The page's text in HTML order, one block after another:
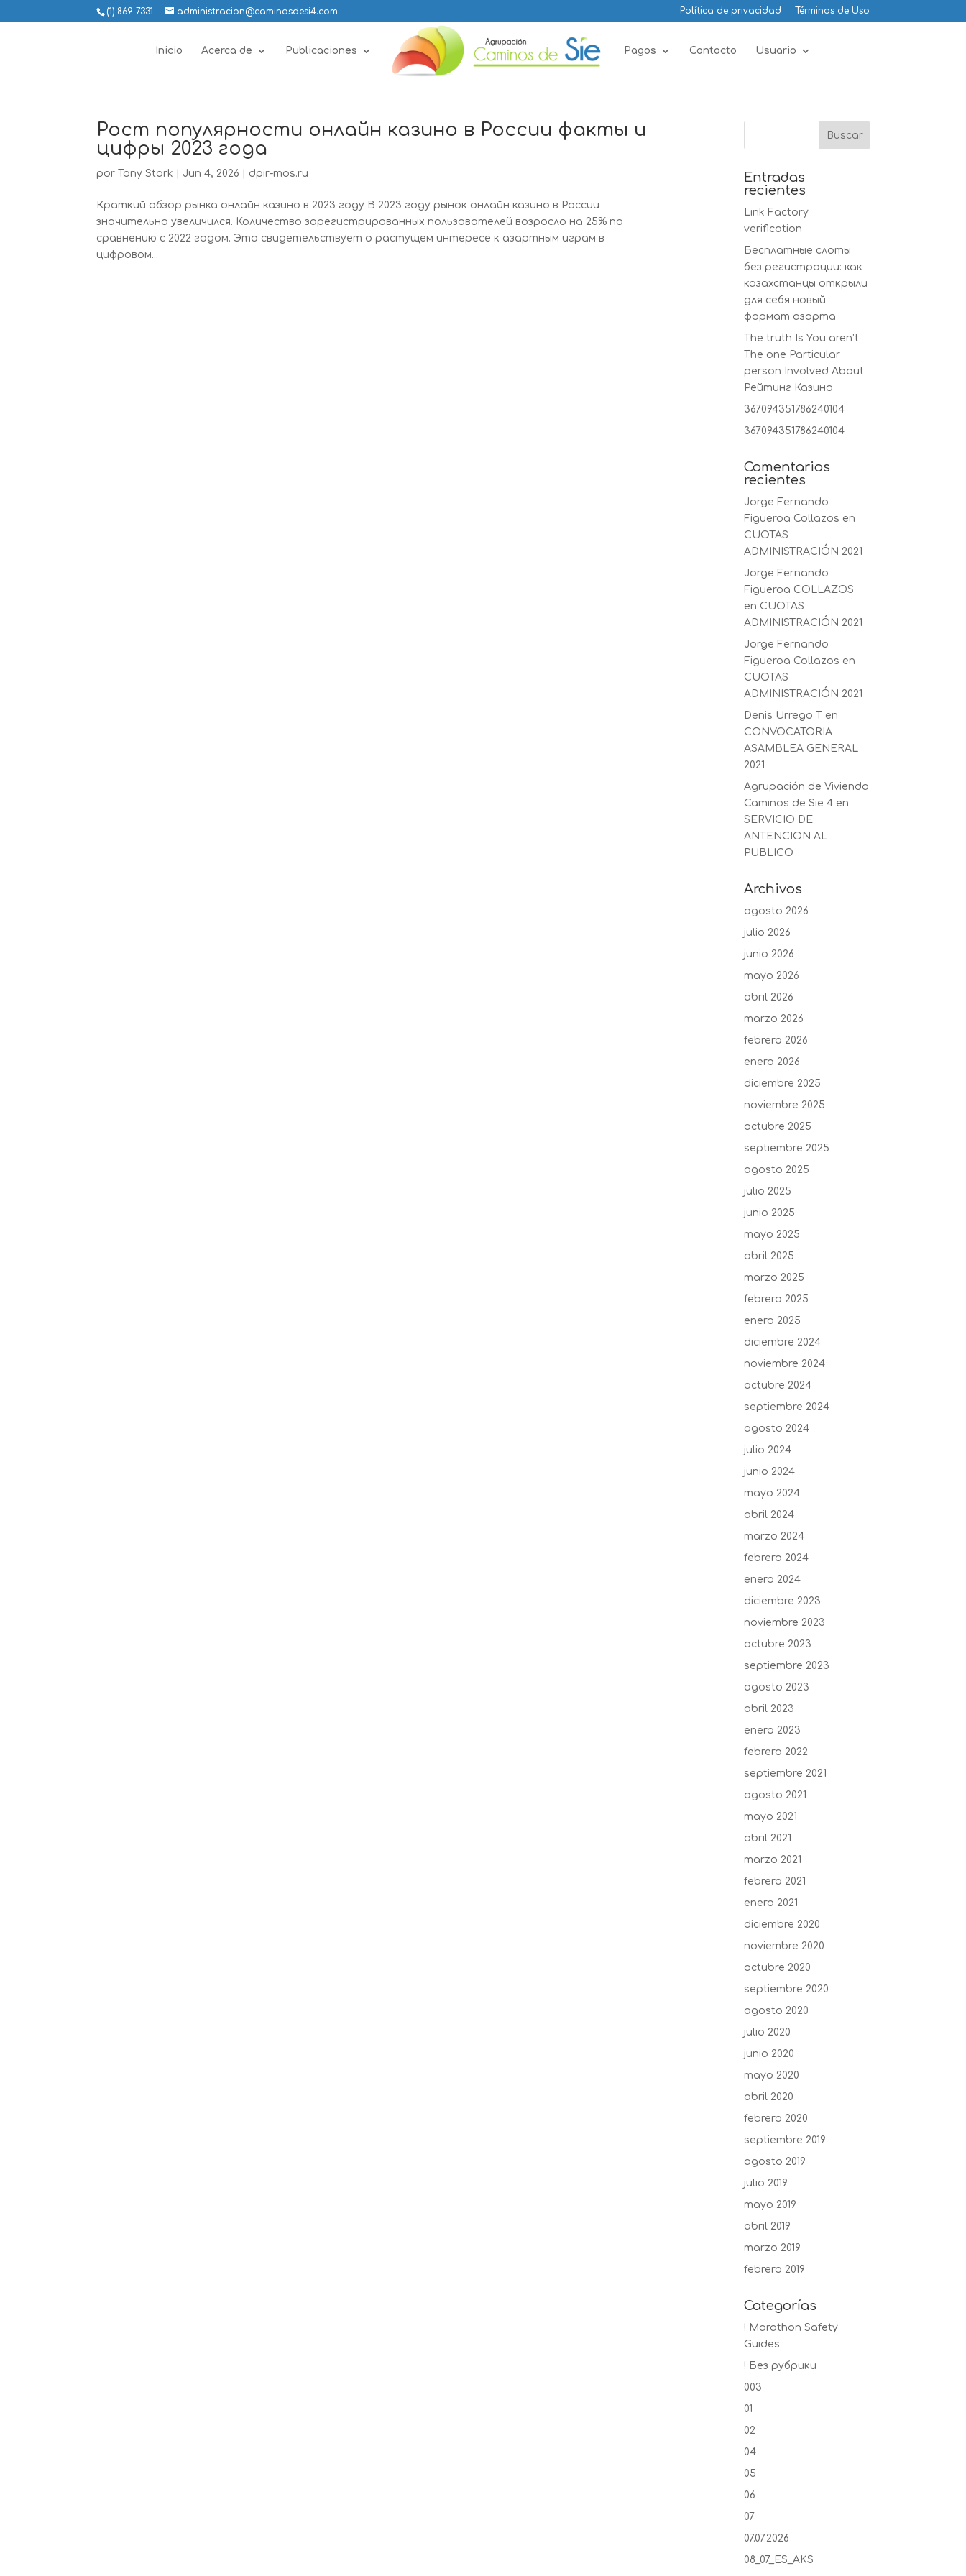
(1) 869 7331 administracion@caminosdesi4.com Política de privacidad Términos de Uso
Inicio Acerca de Publicaciones Pagos Contacto Usuario
Рост популярности онлайн казино в России факты и
цифры 2023 года
por Tony Stark Jun 4, 2026 dpir-mos.ru
Краткий обзор рынка онлайн казино в 2023 году В 2023 году рынок онлайн казино в России
значительно увеличился. Количество зарегистрированных пользователей возросло на 25% по
сравнению с 2022 годом. Это свидетельствует о растущем интересе к азартным играм в
цифровом...
Entradas
recientes
Link Factory
verification
Бесплатные слоты
без регистрации: как
казахстанцы открыли
для себя новый
формат азарта
The truth Is You aren’t
The one Particular
person Involved About
Рейтинг Казино
367094351786240104
367094351786240104
Comentarios
recientes
Jorge Fernando
Figueroa Collazos en
CUOTAS
ADMINISTRACIÓN 2021
Jorge Fernando
Figueroa COLLAZOS
en CUOTAS
ADMINISTRACIÓN 2021
Jorge Fernando
Figueroa Collazos en
CUOTAS
ADMINISTRACIÓN 2021
Denis Urrego T
en
CONVOCATORIA
ASAMBLEA GENERAL
2021
Agrupación de Vivienda
Caminos de Sie 4 en
SERVICIO DE
ANTENCION AL
PUBLICO
Archivos
agosto 2026
julio 2026
junio 2026
mayo 2026
abril 2026
marzo 2026
febrero 2026
enero 2026
diciembre 2025
noviembre 2025
octubre 2025
septiembre 2025
agosto 2025
julio 2025
junio 2025
mayo 2025
abril 2025
marzo 2025
febrero 2025
enero 2025
diciembre 2024
noviembre 2024
octubre 2024
septiembre 2024
agosto 2024
julio 2024
junio 2024
mayo 2024
abril 2024
marzo 2024
febrero 2024
enero 2024
diciembre 2023
noviembre 2023
octubre 2023
septiembre 2023
agosto 2023
abril 2023
enero 2023
febrero 2022
septiembre 2021
agosto 2021
mayo 2021
abril 2021
marzo 2021
febrero 2021
enero 2021
diciembre 2020
noviembre 2020
octubre 2020
septiembre 2020
agosto 2020
julio 2020
junio 2020
mayo 2020
abril 2020
febrero 2020
septiembre 2019
agosto 2019
julio 2019
mayo 2019
abril 2019
marzo 2019
febrero 2019
Categorías
! Marathon Safety
Guides
! Без рубрики
003
01
02
04
05
06
07
07.07.2026
08_07_ES_AKS